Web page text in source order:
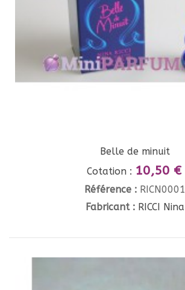
Belle de minuit
Cotation : 10,50 €
Référence : RICN0001
Fabricant : RICCI Nina